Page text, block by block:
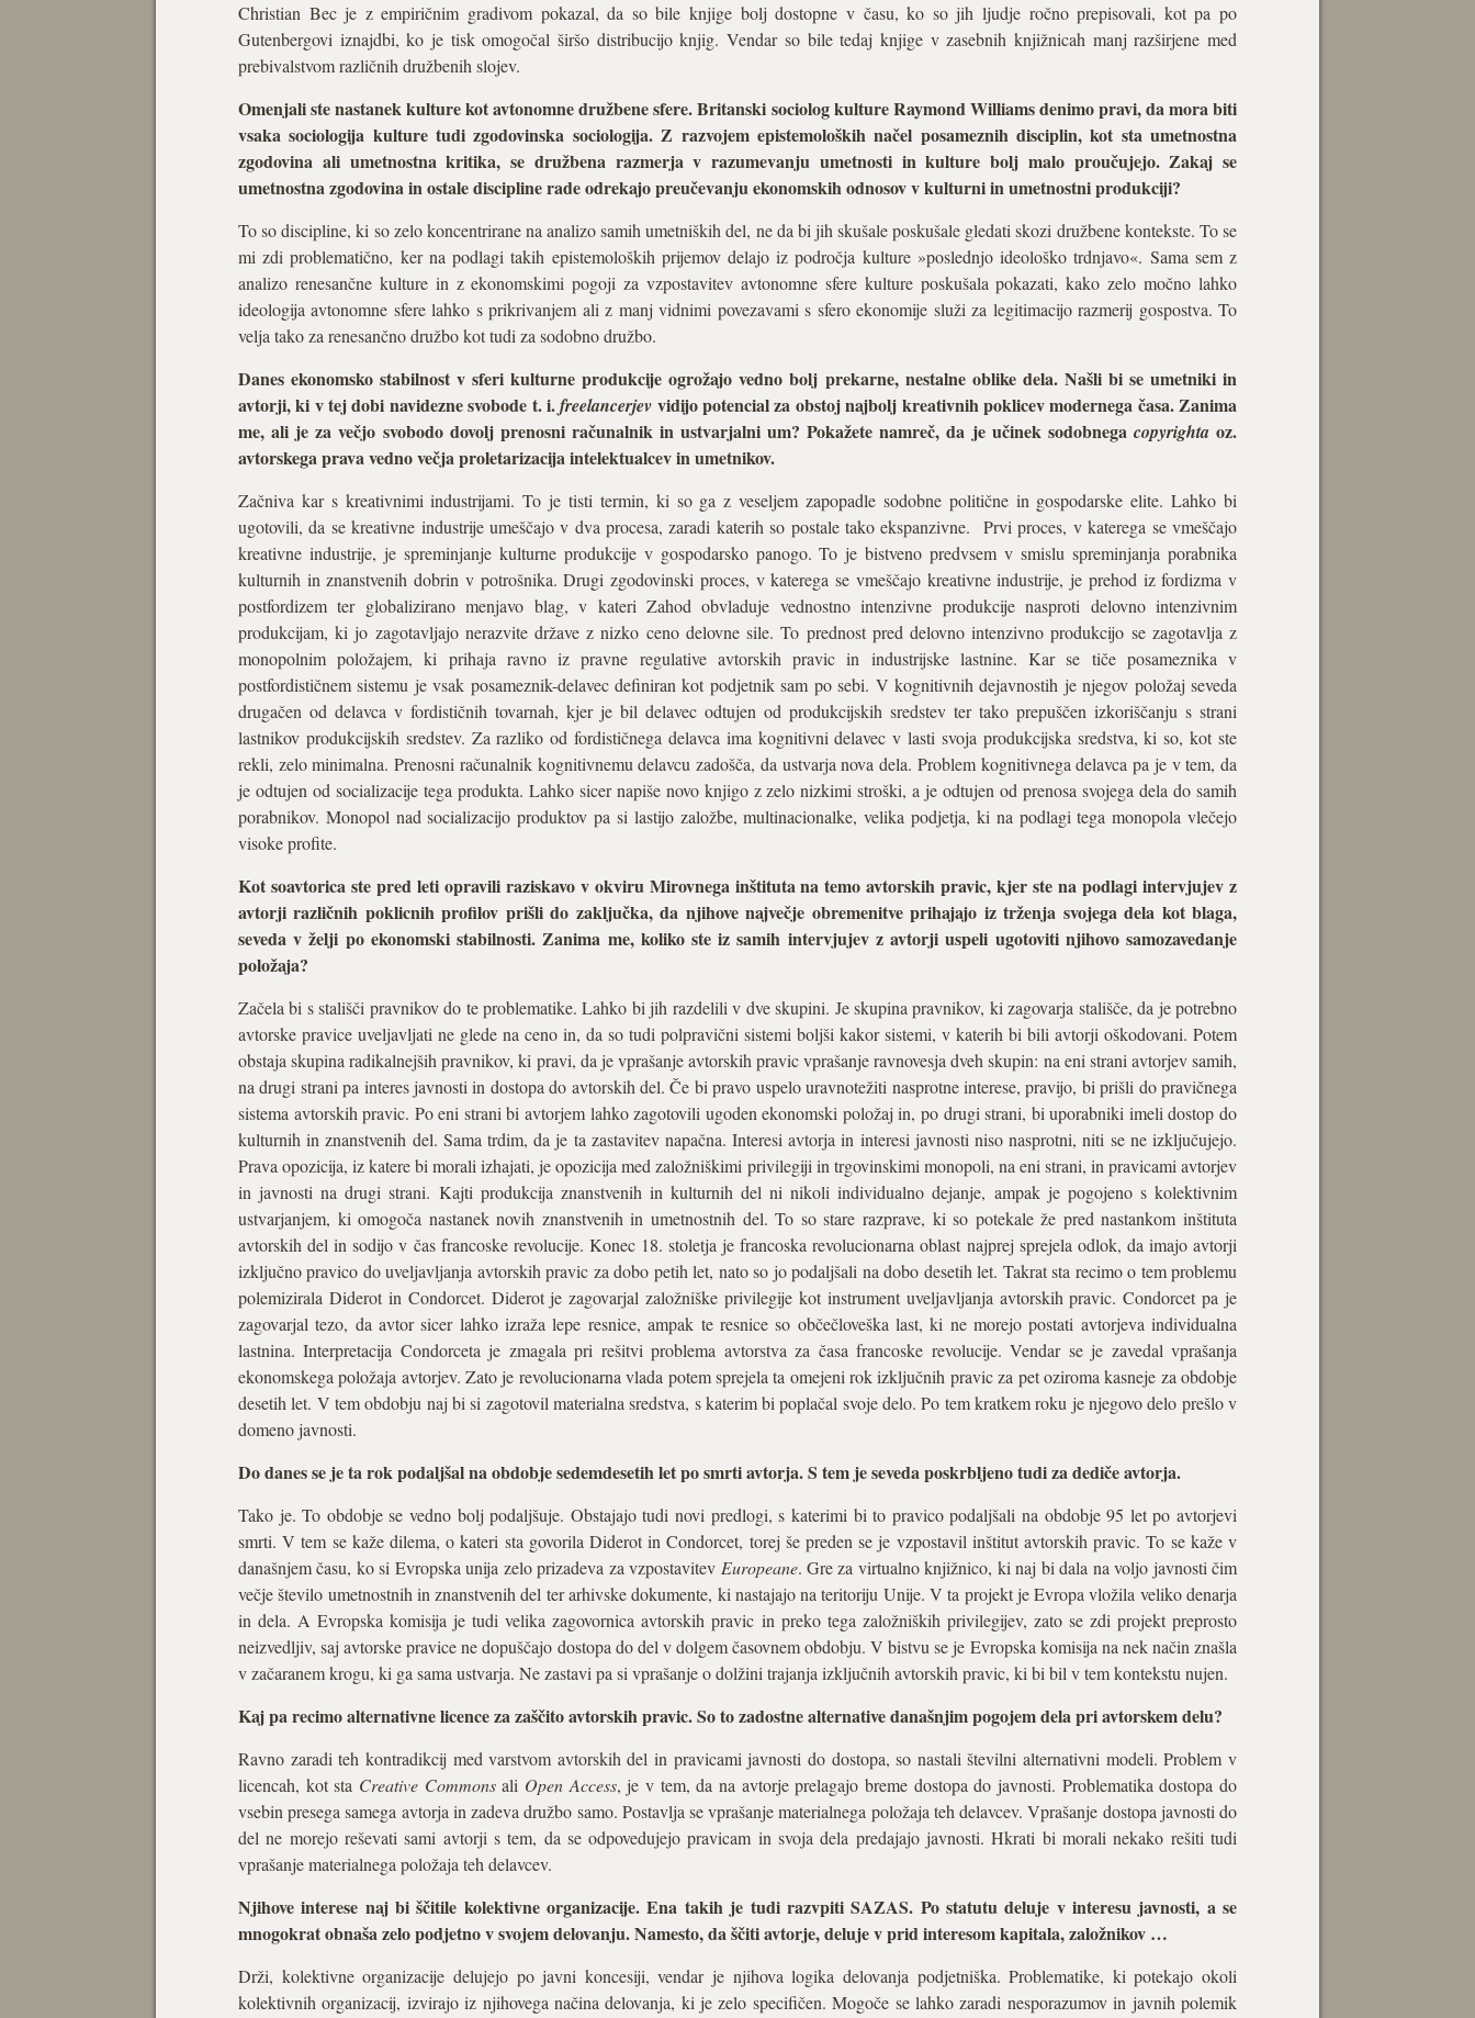
Christian Bec je z empiričnim gradivom pokazal, da so bile knjige bolj dostopne v času, ko so jih ljudje ročno prepisovali, kot pa po
Gutenbergovi iznajdbi, ko je tisk omogočal širšo distribucijo knjig. Vendar so bile tedaj knjige v zasebnih knjižnicah manj razširjene med
prebivalstvom različnih družbenih slojev.
Omenjali ste nastanek kulture kot avtonomne družbene sfere. Britanski sociolog kulture Raymond Williams denimo pravi, da mora biti
vsaka sociologija kulture tudi zgodovinska sociologija. Z razvojem epistemoloških načel posameznih disciplin, kot sta umetnostna
zgodovina ali umetnostna kritika, se družbena razmerja v razumevanju umetnosti in kulture bolj malo proučujejo. Zakaj se
umetnostna zgodovina in ostale discipline rade odrekajo preučevanju ekonomskih odnosov v kulturni in umetnostni produkciji?
To so discipline, ki so zelo koncentrirane na analizo samih umetniških del, ne da bi jih skušale poskušale gledati skozi družbene kontekste. To se
mi zdi problematično, ker na podlagi takih epistemoloških prijemov delajo iz področja kulture »poslednjo ideološko trdnjavo«. Sama sem z
analizo renesančne kulture in z ekonomskimi pogoji za vzpostavitev avtonomne sfere kulture poskušala pokazati, kako zelo močno lahko
ideologija avtonomne sfere lahko s prikrivanjem ali z manj vidnimi povezavami s sfero ekonomije služi za legitimacijo razmerij gospostva. To
velja tako za renesančno družbo kot tudi za sodobno družbo.
Danes ekonomsko stabilnost v sferi kulturne produkcije ogrožajo vedno bolj prekarne, nestalne oblike dela. Našli bi se umetniki in
avtorji, ki v tej dobi navidezne svobode t. i.freelancerjev vidijo potencial za obstoj najbolj kreativnih poklicev modernega časa. Zanima
me, ali je za večjo svobodo dovolj prenosni računalnik in ustvarjalni um? Pokažete namreč, da je učinek sodobnega copyrightaoz.
avtorskega prava vedno večja proletarizacija intelektualcev in umetnikov.
Začniva kar s kreativnimi industrijami. To je tisti termin, ki so ga z veseljem zapopadle sodobne politične in gospodarske elite. Lahko bi
ugotovili, da se kreativne industrije umeščajo v dva procesa, zaradi katerih so postale tako ekspanzivne. Prvi proces, v katerega se vmeščajo
kreativne industrije, je spreminjanje kulturne produkcije v gospodarsko panogo. To je bistveno predvsem v smislu spreminjanja porabnika
kulturnih in znanstvenih dobrin v potrošnika. Drugi zgodovinski proces, v katerega se vmeščajo kreativne industrije, je prehod iz fordizma v
postfordizem ter globalizirano menjavo blag, v kateri Zahod obvladuje vednostno intenzivne produkcije nasproti delovno intenzivnim
produkcijam, ki jo zagotavljajo nerazvite države z nizko ceno delovne sile. To prednost pred delovno intenzivno produkcijo se zagotavlja z
monopolnim položajem, ki prihaja ravno iz pravne regulative avtorskih pravic in industrijske lastnine. Kar se tiče posameznika v
postfordističnem sistemu je vsak posameznik-delavec definiran kot podjetnik sam po sebi. V kognitivnih dejavnostih je njegov položaj seveda
drugačen od delavca v fordističnih tovarnah, kjer je bil delavec odtujen od produkcijskih sredstev ter tako prepuščen izkoriščanju s strani
lastnikov produkcijskih sredstev. Za razliko od fordističnega delavca ima kognitivni delavec v lasti svoja produkcijska sredstva, ki so, kot ste
rekli, zelo minimalna. Prenosni računalnik kognitivnemu delavcu zadošča, da ustvarja nova dela. Problem kognitivnega delavca pa je v tem, da
je odtujen od socializacije tega produkta. Lahko sicer napiše novo knjigo z zelo nizkimi stroški, a je odtujen od prenosa svojega dela do samih
porabnikov. Monopol nad socializacijo produktov pa si lastijo založbe, multinacionalke, velika podjetja, ki na podlagi tega monopola vlečejo
visoke profite.
Kot soavtorica ste pred leti opravili raziskavo v okviru Mirovnega inštituta na temo avtorskih pravic, kjer ste na podlagi intervjujev z
avtorji različnih poklicnih profilov prišli do zaključka, da njihove največje obremenitve prihajajo iz trženja svojega dela kot blaga,
seveda v želji po ekonomski stabilnosti. Zanima me, koliko ste iz samih intervjujev z avtorji uspeli ugotoviti njihovo samozavedanje
položaja?
Začela bi s stališči pravnikov do te problematike. Lahko bi jih razdelili v dve skupini. Je skupina pravnikov, ki zagovarja stališče, da je potrebno
avtorske pravice uveljavljati ne glede na ceno in, da so tudi polpravični sistemi boljši kakor sistemi, v katerih bi bili avtorji oškodovani. Potem
obstaja skupina radikalnejših pravnikov, ki pravi, da je vprašanje avtorskih pravic vprašanje ravnovesja dveh skupin: na eni strani avtorjev samih,
na drugi strani pa interes javnosti in dostopa do avtorskih del. Če bi pravo uspelo uravnotežiti nasprotne interese, pravijo, bi prišli do pravičnega
sistema avtorskih pravic. Po eni strani bi avtorjem lahko zagotovili ugoden ekonomski položaj in, po drugi strani, bi uporabniki imeli dostop do
kulturnih in znanstvenih del. Sama trdim, da je ta zastavitev napačna. Interesi avtorja in interesi javnosti niso nasprotni, niti se ne izključujejo.
Prava opozicija, iz katere bi morali izhajati, je opozicija med založniškimi privilegiji in trgovinskimi monopoli, na eni strani, in pravicami avtorjev
in javnosti na drugi strani. Kajti produkcija znanstvenih in kulturnih del ni nikoli individualno dejanje, ampak je pogojeno s kolektivnim
ustvarjanjem, ki omogoča nastanek novih znanstvenih in umetnostnih del. To so stare razprave, ki so potekale že pred nastankom inštituta
avtorskih del in sodijo v čas francoske revolucije. Konec 18. stoletja je francoska revolucionarna oblast najprej sprejela odlok, da imajo avtorji
izključno pravico do uveljavljanja avtorskih pravic za dobo petih let, nato so jo podaljšali na dobo desetih let. Takrat sta recimo o tem problemu
polemizirala Diderot in Condorcet. Diderot je zagovarjal založniške privilegije kot instrument uveljavljanja avtorskih pravic. Condorcet pa je
zagovarjal tezo, da avtor sicer lahko izraža lepe resnice, ampak te resnice so občečloveška last, ki ne morejo postati avtorjeva individualna
lastnina. Interpretacija Condorceta je zmagala pri rešitvi problema avtorstva za časa francoske revolucije. Vendar se je zavedal vprašanja
ekonomskega položaja avtorjev. Zato je revolucionarna vlada potem sprejela ta omejeni rok izključnih pravic za pet oziroma kasneje za obdobje
desetih let. V tem obdobju naj bi si zagotovil materialna sredstva, s katerim bi poplačal svoje delo. Po tem kratkem roku je njegovo delo prešlo v
domeno javnosti.
Dodanes se je ta rok podaljšal na obdobje sedemdesetih let po smrti avtorja. S tem je seveda poskrbljeno tudi za dediče avtorja.
Tako je. To obdobje se vedno bolj podaljšuje. Obstajajo tudi novi predlogi, s katerimi bi to pravico podaljšali na obdobje 95 let po avtorjevi
smrti. V tem se kaže dilema, o kateri sta govorila Diderot in Condorcet, torej še preden se je vzpostavil inštitut avtorskih pravic. To se kaže v
današnjem času, ko si Evropska unija zelo prizadeva za vzpostavitev Europeane. Gre za virtualno knjižnico, ki naj bi dala na voljo javnosti čim
večje število umetnostnih in znanstvenih del ter arhivske dokumente, ki nastajajo na teritoriju Unije. V ta projekt je Evropa vložila veliko denarja
in dela. A Evropska komisija je tudi velika zagovornica avtorskih pravic in preko tega založniških privilegijev, zato se zdi projekt preprosto
neizvedljiv, saj avtorske pravice ne dopuščajo dostopa do del v dolgem časovnem obdobju. V bistvu se je Evropska komisija na nek način znašla
v začaranem krogu, ki ga sama ustvarja. Ne zastavi pa si vprašanje o dolžini trajanja izključnih avtorskih pravic, ki bi bil v tem kontekstu nujen.
Kaj pa recimo alternativne licence za zaščito avtorskih pravic. So to zadostne alternative današnjim pogojem dela pri avtorskem delu?
Ravno zaradi teh kontradikcij med varstvom avtorskih del in pravicami javnosti do dostopa, so nastali številni alternativni modeli. Problem v
licencah, kot sta Creative Commonsali Open Access, je v tem, da na avtorje prelagajo breme dostopa do javnosti. Problematika dostopa do
vsebin presega samega avtorja in zadeva družbo samo. Postavlja se vprašanje materialnega položaja teh delavcev. Vprašanje dostopa javnosti do
del ne morejo reševati sami avtorji s tem, da se odpovedujejo pravicam in svoja dela predajajo javnosti. Hkrati bi morali nekako rešiti tudi
vprašanje materialnega položaja teh delavcev.
Njihove interese naj bi ščitile kolektivne organizacije. Ena takih je tudi razvpiti SAZAS. Po statutu deluje v interesu javnosti, a se
mnogokrat obnaša zelo podjetno v svojem delovanju. Namesto, da ščiti avtorje, deluje v prid interesom kapitala, založnikov …
Drži, kolektivne organizacije delujejo po javni koncesiji, vendar je njihova logika delovanja podjetniška. Problematike, ki potekajo okoli
kolektivnih organizacij, izvirajo iz njihovega načina delovanja, ki je zelo specifičen. Mogoče se lahko zaradi nesporazumov in javnih polemik